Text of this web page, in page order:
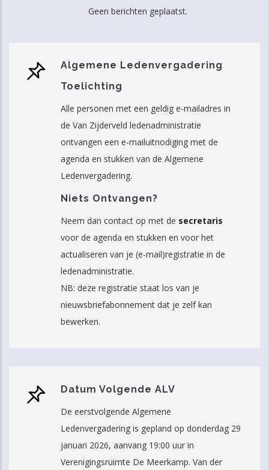
Geen berichten geplaatst.
Algemene Ledenvergadering
Toelichting
Alle personen met een geldig e-mailadres in
de Van Zijderveld ledenadministratie
ontvangen een e-mailuitnodiging met de
agenda en stukken van de Algemene
Ledenvergadering.
Niets Ontvangen?
Neem dan contact op met de secretaris
voor de agenda en stukken en voor het
actualiseren van je (e-mail)registratie in de
ledenadministratie.
NB: deze registratie staat los van je
nieuwsbriefabonnement dat je zelf kan
bewerken.
Datum Volgende ALV
De eerstvolgende Algemene
Ledenvergadering is gepland op donderdag 29
januari 2026, aanvang 19:00 uur in
Verenigingsruimte De Meerkamp. Van der